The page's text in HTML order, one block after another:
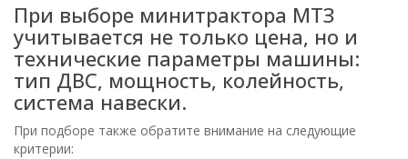
При выборе минитрактора МТЗ
учитывается не только цена, но и
технические параметры машины:
тип ДВС, мощность, колейность,
система навески.
При подборе также обратите внимание на следующие
критерии: